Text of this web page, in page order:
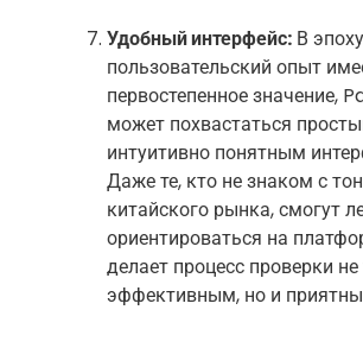
Удобный интерфейс: В
пользовательский опыт
первостепенное значение,
может похвастаться
интуитивно понятным
Даже те, кто не знаком с
китайского рынка, смогут
ориентироваться на
делает процесс проверки
эффективным, но и